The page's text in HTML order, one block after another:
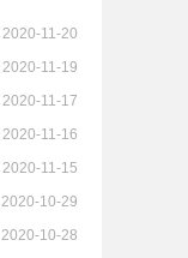
2020-11-20
2020-11-19
2020-11-17
2020-11-16
2020-11-15
2020-10-29
2020-10-28